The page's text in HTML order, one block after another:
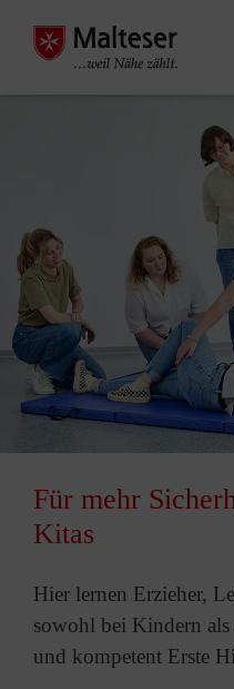
Für mehr
Kitas
Hier lernen Erzieher,
sowohl bei Kindern
und kompetent Erste